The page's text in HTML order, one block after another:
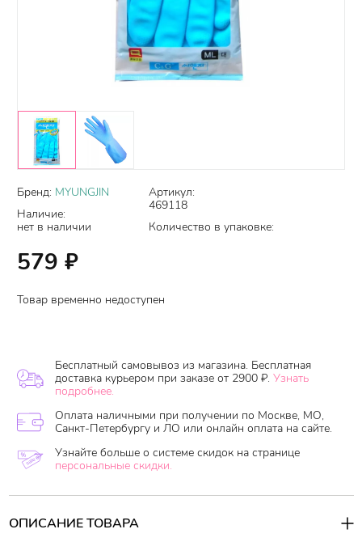
Бренд: MYUNGJIN
Наличие:
нет в наличии
Артикул:
469118
Количество в упаковке:
579 ₽
Товар временно недоступен
Бесплатный самовывоз из магазина. Бесплатная
доставка курьером при заказе от 2900 ₽. Узнать
подробнее.
Оплата наличными при получении по Москве, МО,
Санкт-Петербургу и ЛО или онлайн оплата на сайте.
Узнайте больше о системе скидок на странице
персональные скидки.
ОПИСАНИЕ ТОВАРА